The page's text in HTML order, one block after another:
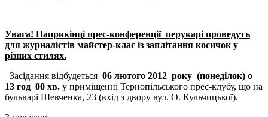
Увага! Наприкінці прес-конференції перукарі проведуть
для журналістів майстер-клас із заплітання косичок у
різних стилях.
Засідання відбудеться 06 лютого 2012 року (понеділок) о
13 год 00 хв. у приміщенні Тернопільського прес-клубу, що на
бульварі Шевченка, 23 (вхід з двору вул. О. Кульчицької).